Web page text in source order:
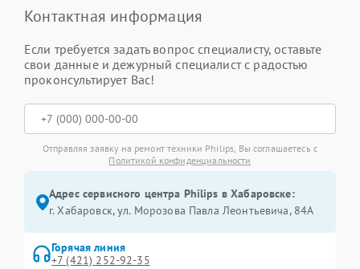
Контактная информация
Если требуется задать вопрос специалисту, оставьте
свои данные и дежурный специалист с радостью
проконсультирует Вас!
Отправляя заявку на ремонт техники Philips, Вы соглашаетесь с
Политикой конфиденциальности
Адрес сервисного центра Philips в Хабаровске:
г. Хабаровск, ул. Морозова Павла Леонтьевича, 84А
Горячая линия
+7 (421) 252-92-35